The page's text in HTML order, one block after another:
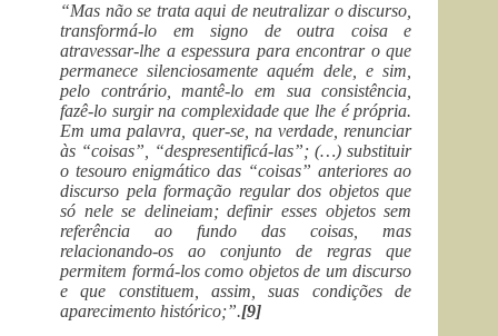
“Mas não se trata aqui de neutralizar o discurso,
transformá-lo em signo de outra coisa e
atravessar-lhe a espessura para encontrar o que
permanece silenciosamente aquém dele, e sim,
pelo contrário, mantê-lo em sua consistência,
fazê-lo surgir na complexidade que lhe é própria.
Em uma palavra, quer-se, na verdade, renunciar
às “coisas”, “despresentificá-las”; (…) substituir
o tesouro enigmático das “coisas” anteriores ao
discurso pela formação regular dos objetos que
só nele se delineiam; definir esses objetos sem
referência ao fundo das coisas, mas
relacionando-os ao conjunto de regras que
permitem formá-los como objetos de um discurso
e que constituem, assim, suas condições de
aparecimento histórico;”.[9]